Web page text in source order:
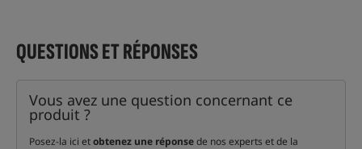
QUESTIONS ET RÉPONSES
Vous avez une question concernant ce
produit ?
Posez-la ici etobtenez une réponsede nos experts et de la